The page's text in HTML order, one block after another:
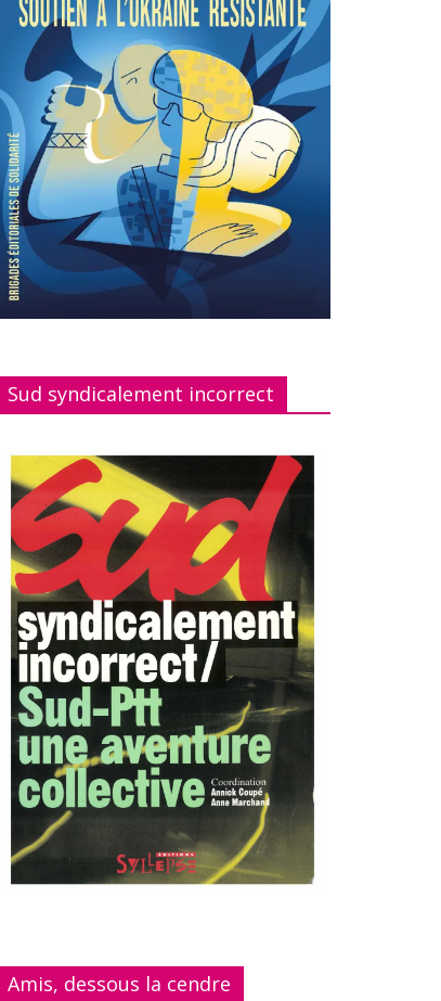
Sud syndicalement incorrect
Amis, dessous la cendre